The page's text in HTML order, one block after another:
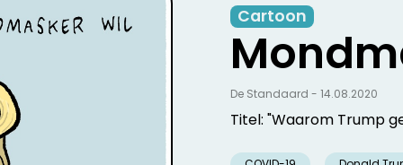
Cartoon
Titel: "Waarom Trump
De Standaard - 14.08.2020